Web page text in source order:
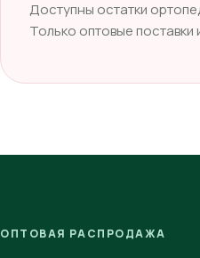
Доступны остатки
Только оптовые поставки
ОПТОВАЯ РАСПРОДАЖА